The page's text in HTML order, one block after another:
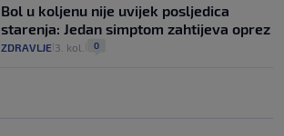
Bol u koljenu nije uvijek posljedica
starenja: Jedan simptom zahtijeva oprez
ZDRAVLJE 3. kol. 0